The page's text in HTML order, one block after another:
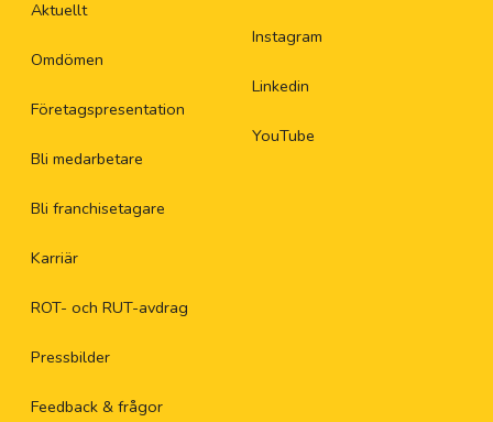
Aktuellt
Omdömen
Företagspresentation
Bli medarbetare
Bli franchisetagare
Karriär
ROT- och RUT-avdrag
Pressbilder
Feedback & frågor
Instagram
Linkedin
YouTube